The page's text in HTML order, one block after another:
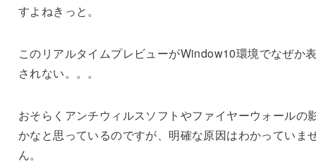
すよねきっと。
このリアルタイムプレビューがWindow10環境でなぜか
されない。。。
おそらくアンチウィルスソフトやファイヤーウォールの
かなと思っているのですが、明確な原因はわかっていま
ん。